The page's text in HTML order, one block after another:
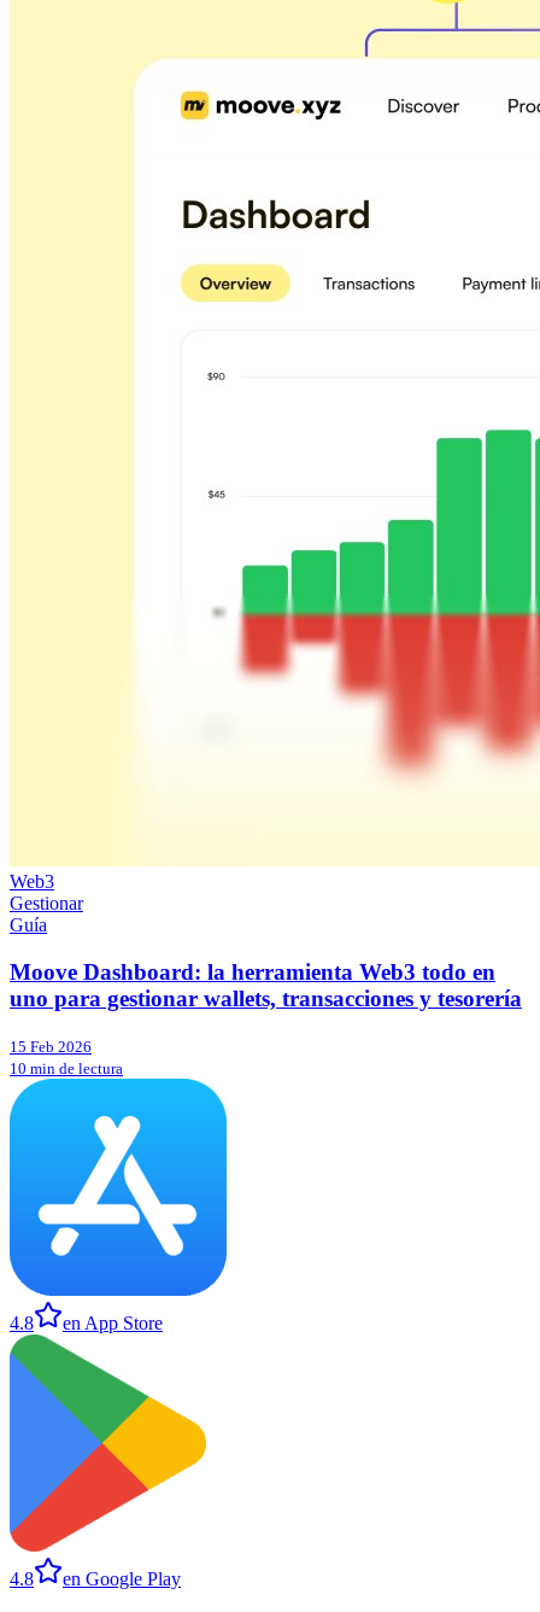
Web3
Gestionar
Guía
Moove Dashboard: la herramienta Web3 todo en
uno para gestionar wallets, transacciones y tesorería
15 Feb 2026
10 min de lectura
4.8 en App Store
4.8 en Google Play